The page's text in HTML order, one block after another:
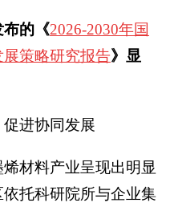
的《2026-2030年国
策略研究报告》显
进协同发展
材料产业呈现出明显
托科研院所与企业集